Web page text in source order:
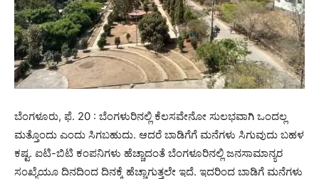
ಬೆಂಗಳೂರು, ಫೆ. 20 : ಬೆಂಗಳುರಿನಲ್ಲಿ ಕೆಲಸವೇನೋ ಸುಲಭವಾಗಿ ಒಂದಲ್ಲ
ಮತ್ತೊಂದು ಎಂದು ಸಿಗಬಹುದು. ಆದರೆ ಬಾಡಿಗೆಗೆ ಮನೆಗಳು ಸಿಗುವುದು ಬಹಳ
ಕಷ್ಟ. ಐಟಿ-ಬಿಟಿ ಕಂಪನಿಗಳು ಹೆಚ್ಚಾದಂತೆ ಬೆಂಗಳೂರಿನಲ್ಲಿ ಜನಸಾಮಾನ್ಯರ
ಸಂಖ್ಯೆಯೂ ದಿನದಿಂದ ದಿನಕ್ಕೆ ಹೆಚ್ಚಾಗುತ್ತಲೇ ಇದೆ. ಇದರಿಂದ ಬಾಡಿಗೆ ಮನೆಗಳು